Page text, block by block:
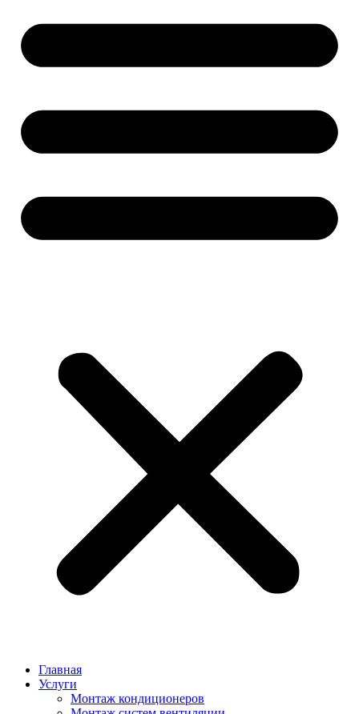
Главная
Услуги
Монтаж кондиционеров